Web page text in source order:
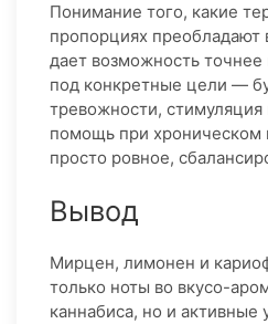
Понимание того, какие
пропорциях преобладают
дает возможность точнее
под конкретные цели —
тревожности, стимуляция
помощь при хроническом
просто ровное,
Вывод
Мирцен, лимонен и
только ноты во вкусо-
каннабиса, но и активные